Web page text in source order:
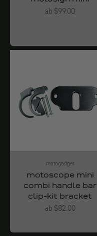
Angebot
ab $99.00
motogadget
motoscope mini
combi handle bar
clip-kit bracket
Angebot
ab $82.00